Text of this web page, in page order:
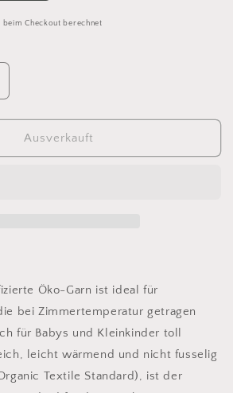
Checkout berechnet
Ausverkauft
Öko-Garn ist ideal für
bei Zimmertemperatur getragen
für Babys und Kleinkinder toll
leicht wärmend und nicht fusselig
Textile Standard), ist der